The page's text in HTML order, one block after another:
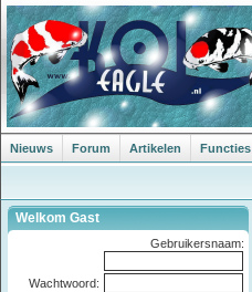
Nieuws Forum Artikelen Functies
Welkom Gast
Gebruikersnaam:
Wachtwoord: